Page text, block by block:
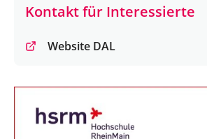
Kontakt für Interessierte
Website DAL